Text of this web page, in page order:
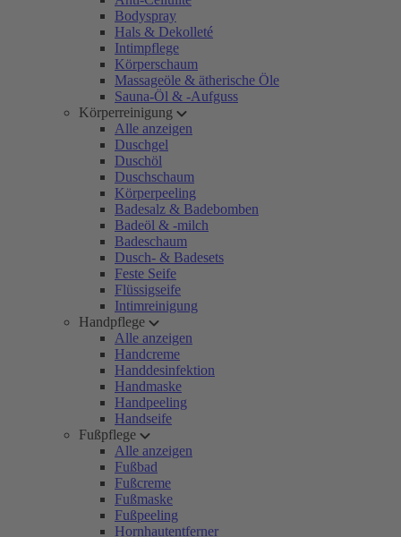
Bodyspray
Hals & Dekolleté
Intimpflege
Körperschaum
Massageöle & ätherische Öle
Sauna-Öl & -Aufguss
Körperreinigung
Alle anzeigen
Duschgel
Duschöl
Duschschaum
Körperpeeling
Badesalz & Badebomben
Badeöl & -milch
Badeschaum
Dusch- & Badesets
Feste Seife
Flüssigseife
Intimreinigung
Handpflege
Alle anzeigen
Handcreme
Handdesinfektion
Handmaske
Handpeeling
Handseife
Fußpflege
Alle anzeigen
Fußbad
Fußcreme
Fußmaske
Fußpeeling
Hornhautentferner